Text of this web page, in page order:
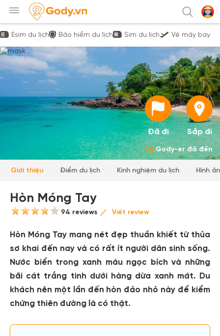
Esim du lịch Bảo hiểm du lịch Sim du lịch Vé máy bay
Đã đi Sắp đi
94 Gody-er đã đến
Giới thiệu Điểm du lịch Kinh nghiệm du lịch Hình
Hòn Móng Tay
94 reviews Viết review
Hòn Móng Tay mang nét đẹp thuần khiết từ thủa
sơ khai đến nay và có rất ít người dân sinh sống.
Nước biển trong xanh màu ngọc bích và những
bãi cát trắng tinh dưới hàng dừa xanh mát. Du
khách nên một lần đến hòn đảo nhỏ này để kiểm
chứng thiên đường là có thật.